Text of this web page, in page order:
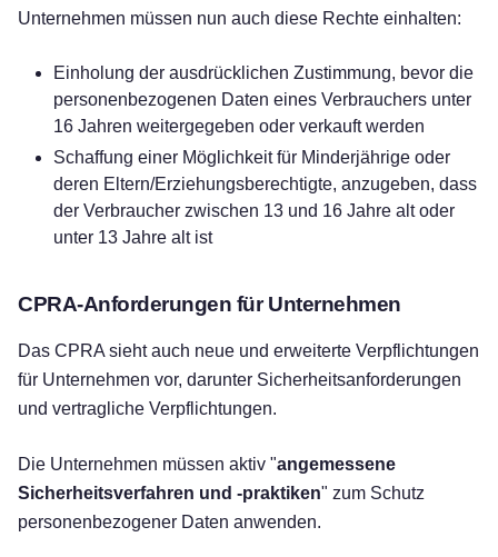
Unternehmen müssen nun auch diese Rechte einhalten:
Einholung der ausdrücklichen Zustimmung, bevor die
personenbezogenen Daten eines Verbrauchers unter
16 Jahren weitergegeben oder verkauft werden
Schaffung einer Möglichkeit für Minderjährige oder
deren Eltern/Erziehungsberechtigte, anzugeben, dass
der Verbraucher zwischen 13 und 16 Jahre alt oder
unter 13 Jahre alt ist
CPRA-Anforderungen für Unternehmen
Das CPRA sieht auch neue und erweiterte Verpflichtungen
für Unternehmen vor, darunter Sicherheitsanforderungen
und vertragliche Verpflichtungen.
Die Unternehmen müssen aktiv "angemessene
Sicherheitsverfahren und -praktiken" zum Schutz
personenbezogener Daten anwenden.